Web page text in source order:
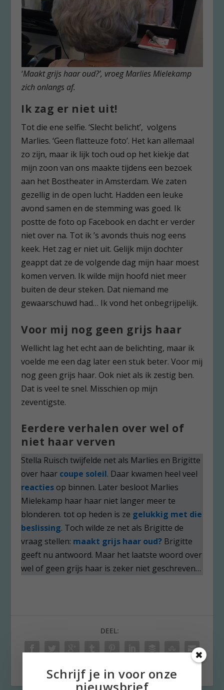
‘Maakt grijs haar oud?’, vroeg Marlies Mielekamp
zich onlangs af.
Ik zag er niet uit!
Tot die ene selfie. ‘Slecht belicht’, volgens
Marlies. ‘Geen flatteuze foto’. Het kan allemaal
zo zijn, maar ik lijk toch oud op het kiekje dat
mijn zoon van ons maakte tijdens een bezoek
aan het Bostheater in Amsterdam. We zaten
gezellig in de open lucht. Hadden een leuke
avond samen en de stemming was goed. Ik
postte de foto op Facebook en dacht er verder
niet over na. Tot ik ’s avonds thuis nog eens
keek. Het zag er niet uit. Gelijk mijn dochter
geappt dat ze de volgende dag mijn haar moest
komen verven. Ik wilde mijn hoofd niet meer
buiten de deur steken. Dat niemand me
gewaarschuwd had… Ik vond het onbegrijpelijk.
Voor mij nog geen grijs haar
Wellicht lag het echt aan de belichting, maar ik
voelde me een dag later een stuk beter. Voor mij
nog geen grijs haar. Ook niet als ik zestig ben.
Dat is veel te snel. Misschien op mijn
zeventigste.
Eerdere verhalen over wel of
niet haar verven
Stella Ruisch twijfelde net als Marlies en Brigitte
over haar coupe soleil. Daar kwamen heel veel
reacties op binnen. Later besloot Marlies
Mielekamp haar haar niet langer meer te
blonderen. tot op heden is ze gelukkig met die
beslissing. Toch wilde ze net als Brigitte de
vraag stellen: maakt grijs haar oud? Brigitte
geeft nu antwoord. Maar het laatste woord over
wel of geen grijs haar is zeker niet geschreven…
DEEL:
Schrijf je in voor onze